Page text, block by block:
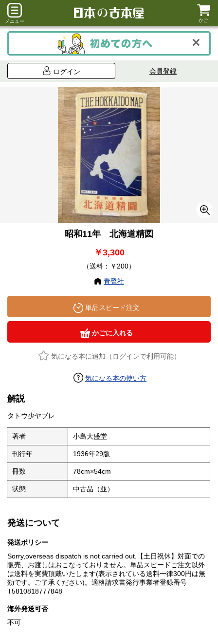
メニュー かご
ログイン 会員登録
昭和11年 北海道精図
￥3,300
（送料：￥200）
青聲社
単品スピード注文
かごに入れる
気になる本に追加（ログインで利用可能）
気になる本の使い方
解説
タトウ少ヤブレ
著者 小島大盛堂
刊行年 1936年29版
冊数 78cm×54cm
状態 中古品（並）
発送について
発送ポリシー
Sorry,overseas dispatch is not carried out.【土日祝休】対面での
販売、お渡しはおこなっておりません。単品スピードご注文以外
は送料を実費頂戴いたします(表示されている送料一律300円は無
効です。ご了承ください)。適格請求書発行事業者登録番号
T5810818777848
海外発送可否
不可